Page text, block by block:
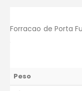
Forracao de Porta
Peso